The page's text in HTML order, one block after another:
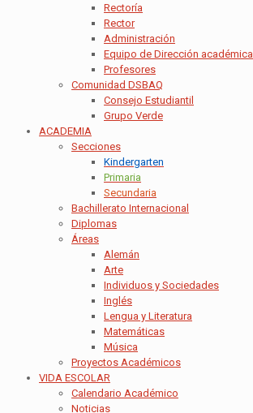
Rectoría
Rector
Administración
Equipo de Dirección académica
Profesores
Comunidad DSBAQ
Consejo Estudiantil
Grupo Verde
ACADEMIA
Secciones
Kindergarten
Primaria
Secundaria
Bachillerato Internacional
Diplomas
Áreas
Alemán
Arte
Individuos y Sociedades
Inglés
Lengua y Literatura
Matemáticas
Música
Proyectos Académicos
VIDA ESCOLAR
Calendario Académico
Noticias